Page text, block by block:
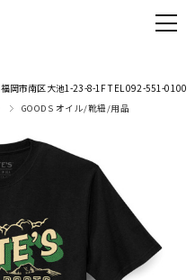
福岡市南区大池1-23-8-1F TEL 092-551-0100
GOODS オイル/靴紐/用品